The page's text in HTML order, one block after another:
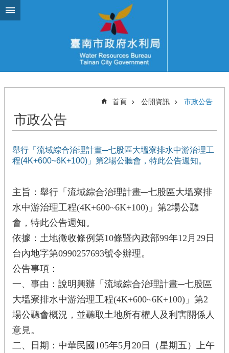
跳到主要內容區塊
首頁 公開資訊 市政公告
市政公告
舉行「流域綜合治理計畫─七股區大塭寮排水中游治理工
程(4K+600~6K+100)」第2場公聽會，特此公告週知。
主旨：舉行「流域綜合治理計畫─七股區大塭寮排
水中游治理工程(4K+600~6K+100)」第2場公聽
會，特此公告週知。
依據：土地徵收條例第10條暨內政部99年12月29日
台內地字第0990257693號令辦理。
公告事項：
一、事由：說明興辦「流域綜合治理計畫─七股區
大塭寮排水中游治理工程(4K+600~6K+100)」第2
場公聽會概況，並聽取土地所有權人及利害關係人
意見。
二、日期：中華民國105年5月20日（星期五）上午